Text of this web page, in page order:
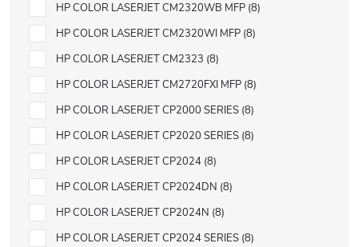
HP COLOR LASERJET CM2320WB MFP 8
HP COLOR LASERJET CM2320WI MFP 8
HP COLOR LASERJET CM2323 8
HP COLOR LASERJET CM2720FXI MFP 8
HP COLOR LASERJET CP2000 SERIES 8
HP COLOR LASERJET CP2020 SERIES 8
HP COLOR LASERJET CP2024 8
HP COLOR LASERJET CP2024DN 8
HP COLOR LASERJET CP2024N 8
HP COLOR LASERJET CP2024 SERIES 8